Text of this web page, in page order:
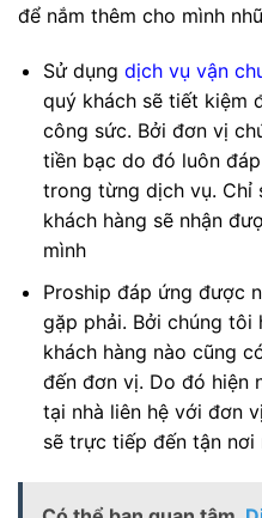
để nắm thêm cho mình
Sử dụng dịch vụ vận
quý khách sẽ tiết kiệm
công sức. Bởi đơn vị
tiền bạc do đó luôn
trong từng dịch vụ. Chỉ
khách hàng sẽ nhận
mình
Proship đáp ứng được
gặp phải. Bởi chúng tôi
khách hàng nào cũng
đến đơn vị. Do đó hiện
tại nhà liên hệ với đơn
sẽ trực tiếp đến tận nơi